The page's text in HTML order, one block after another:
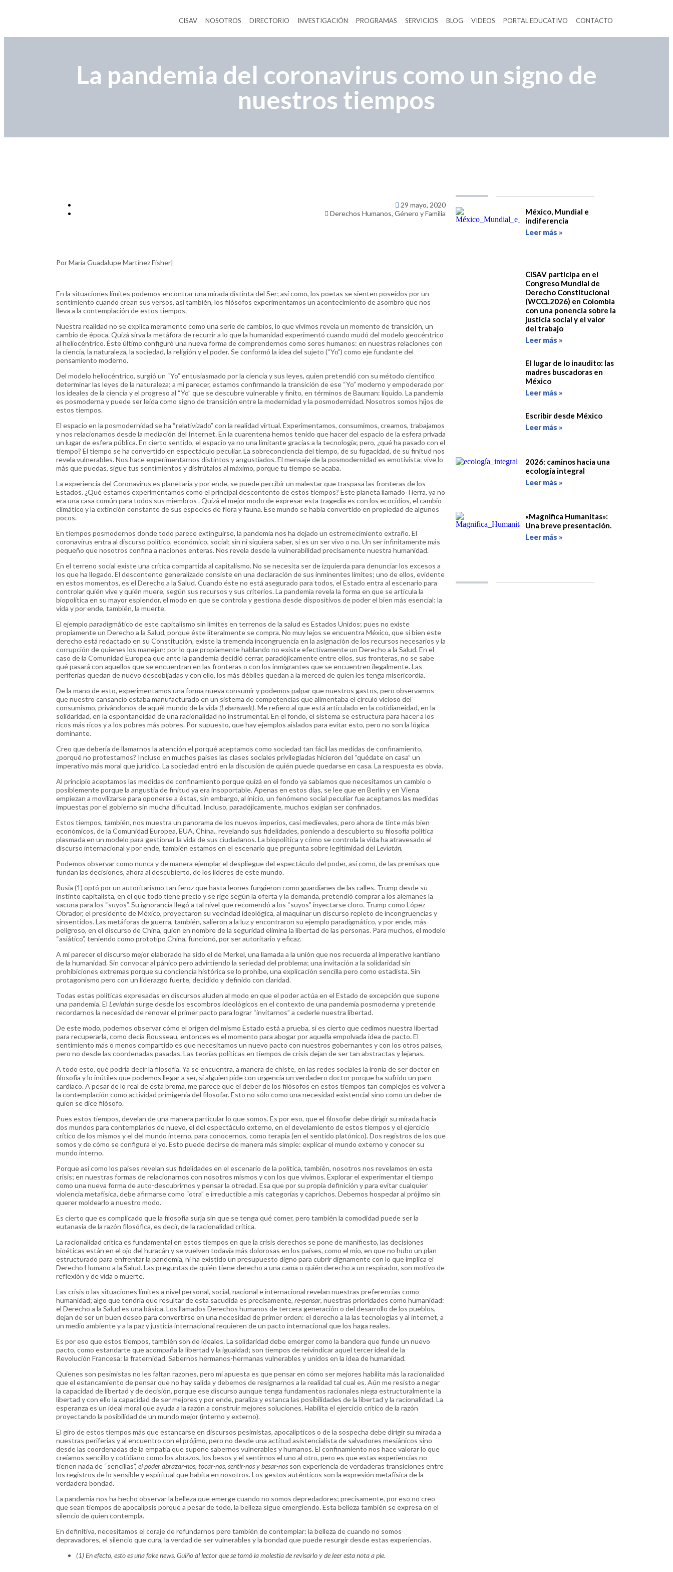
CISAV NOSOTROS DIRECTORIO INVESTIGACIÓN PROGRAMAS SERVICIOS BLOG VIDEOS PORTAL EDUCATIVO CONTACTO
La pandemia del coronavirus como un signo de
nuestros tiempos
29 mayo, 2020
Derechos Humanos, Género y Familia
Por María Guadalupe Martínez Fisher|
En la situaciones límites podemos encontrar una mirada distinta del Ser; así como, los poetas se sienten poseídos por un
sentimiento cuando crean sus versos, así también, los filósofos experimentamos un acontecimiento de asombro que nos
lleva a la contemplación de estos tiempos.
Nuestra realidad no se explica meramente como una serie de cambios, lo que vivimos revela un momento de transición, un
cambio de época. Quizá sirva la metáfora de recurrir a lo que la humanidad experimentó cuando mudó del modelo geocéntrico
al heliocéntrico. Éste último configuró una nueva forma de comprendernos como seres humanos: en nuestras relaciones con
la ciencia, la naturaleza, la sociedad, la religión y el poder. Se conformó la idea del sujeto (“Yo”) como eje fundante del
pensamiento moderno.
Del modelo heliocéntrico, surgió un “Yo” entusiasmado por la ciencia y sus leyes, quien pretendió con su método científico
determinar las leyes de la naturaleza; a mi parecer, estamos confirmando la transición de ese “Yo” moderno y empoderado por
los ideales de la ciencia y el progreso al “Yo” que se descubre vulnerable y finito, en términos de Bauman: líquido. La pandemia
es posmoderna y puede ser leída como signo de transición entre la modernidad y la posmodernidad. Nosotros somos hijos de
estos tiempos.
El espacio en la posmodernidad se ha “relativizado” con la realidad virtual. Experimentamos, consumimos, creamos, trabajamos
y nos relacionamos desde la mediación del Internet. En la cuarentena hemos tenido que hacer del espacio de la esfera privada
un lugar de esfera pública. En cierto sentido, el espacio ya no una limitante gracias a la tecnología; pero, ¿qué ha pasado con el
tiempo? El tiempo se ha convertido en espectáculo peculiar. La sobreconciencia del tiempo, de su fugacidad, de su finitud nos
revela vulnerables. Nos hace experimentarnos distintos y angustiados. El mensaje de la posmodernidad es emotivista: vive lo
más que puedas, sigue tus sentimientos y disfrútalos al máximo, porque tu tiempo se acaba.
La experiencia del Coronavirus es planetaria y por ende, se puede percibir un malestar que traspasa las fronteras de los
Estados. ¿Qué estamos experimentamos como el principal descontento de estos tiempos? Este planeta llamado Tierra, ya no
era una casa común para todos sus miembros . Quizá el mejor modo de expresar esta tragedia es con los ecocidios, el cambio
climático y la extinción constante de sus especies de flora y fauna. Ese mundo se había convertido en propiedad de algunos
pocos.
En tiempos posmodernos donde todo parece extinguirse, la pandemia nos ha dejado un estremecimiento extraño. El
coronavirus entra al discurso político, económico, social; sin ni siquiera saber, si es un ser vivo o no. Un ser infinitamente más
pequeño que nosotros confina a naciones enteras. Nos revela desde la vulnerabilidad precisamente nuestra humanidad.
En el terreno social existe una crítica compartida al capitalismo. No se necesita ser de izquierda para denunciar los excesos a
los que ha llegado. El descontento generalizado consiste en una declaración de sus inminentes límites; uno de ellos, evidente
en estos momentos, es el Derecho a la Salud. Cuando éste no está asegurado para todos, el Estado entra al escenario para
controlar quién vive y quién muere, según sus recursos y sus criterios. La pandemia revela la forma en que se articula la
biopolítica en su mayor esplendor, el modo en que se controla y gestiona desde dispositivos de poder el bien más esencial: la
vida y por ende, también, la muerte.
El ejemplo paradigmático de este capitalismo sin límites en terrenos de la salud es Estados Unidos; pues no existe
propiamente un Derecho a la Salud, porque éste literalmente se compra. No muy lejos se encuentra México, que si bien este
derecho está redactado en su Constitución, existe la tremenda incongruencia en la asignación de los recursos necesarios y la
corrupción de quienes los manejan; por lo que propiamente hablando no existe efectivamente un Derecho a la Salud. En el
caso de la Comunidad Europea que ante la pandemia decidió cerrar, paradójicamente entre ellos, sus fronteras, no se sabe
qué pasará con aquellos que se encuentran en las fronteras o con los inmigrantes que se encuentren ilegalmente. Las
periferias quedan de nuevo descobijadas y con ello, los más débiles quedan a la merced de quien les tenga misericordia.
De la mano de esto, experimentamos una forma nueva consumir y podemos palpar que nuestros gastos, pero observamos
que nuestro cansancio estaba manufacturado en un sistema de competencias que alimentaba el círculo vicioso del
consumismo, privándonos de aquél mundo de la vida (Lebenswelt). Me refiero al que está articulado en la cotidianeidad, en la
solidaridad, en la espontaneidad de una racionalidad no instrumental. En el fondo, el sistema se estructura para hacer a los
ricos más ricos y a los pobres más pobres. Por supuesto, que hay ejemplos aislados para evitar esto, pero no son la lógica
dominante.
Creo que debería de llamarnos la atención el porqué aceptamos como sociedad tan fácil las medidas de confinamiento,
¿porqué no protestamos? Incluso en muchos países las clases sociales privilegiadas hicieron del “quédate en casa” un
imperativo más moral que jurídico. La sociedad entró en la discusión de quién puede quedarse en casa. La respuesta es obvia.
Al principio aceptamos las medidas de confinamiento porque quizá en el fondo ya sabíamos que necesitamos un cambio o
posiblemente porque la angustia de finitud ya era insoportable. Apenas en estos días, se lee que en Berlín y en Viena
empiezan a movilizarse para oponerse a éstas, sin embargo, al inicio, un fenómeno social peculiar fue aceptamos las medidas
impuestas por el gobierno sin mucha dificultad. Incluso, paradójicamente, muchos exigían ser confinados.
Estos tiempos, también, nos muestra un panorama de los nuevos imperios, casi medievales, pero ahora de tinte más bien
económicos, de la Comunidad Europea, EUA, China.. revelando sus fidelidades, poniendo a descubierto su filosofía política
plasmada en un modelo para gestionar la vida de sus ciudadanos. La biopolítica y cómo se controla la vida ha atravesado el
discurso internacional y por ende, también estamos en el escenario que pregunta sobre legitimidad del Leviatán.
Podemos observar como nunca y de manera ejemplar el despliegue del espectáculo del poder, así como, de las premisas que
fundan las decisiones, ahora al descubierto, de los líderes de este mundo.
Rusia (1) optó por un autoritarismo tan feroz que hasta leones fungieron como guardianes de las calles. Trump desde su
instinto capitalista, en el que todo tiene precio y se rige según la oferta y la demanda, pretendió comprar a los alemanes la
vacuna para los “suyos”. Su ignorancia llegó a tal nivel que recomendó a los “suyos” inyectarse cloro. Trump como López
Obrador, el presidente de México, proyectaron su vecindad ideológica, al maquinar un discurso repleto de incongruencias y
sinsentidos. Las metáforas de guerra, también, salieron a la luz y encontraron su ejemplo paradigmático, y por ende, más
peligroso, en el discurso de China, quien en nombre de la seguridad elimina la libertad de las personas. Para muchos, el modelo
“asiático”, teniendo como prototipo China, funcionó, por ser autoritario y eficaz.
A mi parecer el discurso mejor elaborado ha sido el de Merkel, una llamada a la unión que nos recuerda al imperativo kantiano
de la humanidad. Sin convocar al pánico pero advirtiendo la seriedad del problema; una invitación a la solidaridad sin
prohibiciones extremas porque su conciencia histórica se lo prohíbe, una explicación sencilla pero como estadista. Sin
protagonismo pero con un liderazgo fuerte, decidido y definido con claridad.
Todas estas políticas expresadas en discursos aluden al modo en que el poder actúa en el Estado de excepción que supone
una pandemia. El Leviatán surge desde los escombros ideológicos en el contexto de una pandemia posmoderna y pretende
recordarnos la necesidad de renovar el primer pacto para lograr “invitarnos” a cederle nuestra libertad.
De este modo, podemos observar cómo el origen del mismo Estado está a prueba, si es cierto que cedimos nuestra libertad
para recuperarla, como decía Rousseau, entonces es el momento para abogar por aquella empolvada idea de pacto. El
sentimiento más o menos compartido es que necesitamos un nuevo pacto con nuestros gobernantes y con los otros países,
pero no desde las coordenadas pasadas. Las teorías políticas en tiempos de crisis dejan de ser tan abstractas y lejanas.
A todo esto, qué podría decir la filosofía. Ya se encuentra, a manera de chiste, en las redes sociales la ironía de ser doctor en
filosofía y lo inútiles que podemos llegar a ser, si alguien pide con urgencia un verdadero doctor porque ha sufrido un paro
cardiaco. A pesar de lo real de esta broma, me parece que el deber de los filósofos en estos tiempos tan complejos es volver a
la contemplación como actividad primigenia del filosofar. Esto no sólo como una necesidad existencial sino como un deber de
quien se dice filósofo.
Pues estos tiempos, develan de una manera particular lo que somos. Es por eso, que el filosofar debe dirigir su mirada hacia
dos mundos para contemplarlos de nuevo, el del espectáculo externo, en el develamiento de estos tiempos y el ejercicio
crítico de los mismos y el del mundo interno, para conocernos, como terapia (en el sentido platónico). Dos registros de los que
somos y de cómo se configura el yo. Esto puede decirse de manera más simple: explicar el mundo externo y conocer su
mundo interno.
Porque así como los países revelan sus fidelidades en el escenario de la política, también, nosotros nos revelamos en esta
crisis; en nuestras formas de relacionarnos con nosotros mismos y con los que vivimos. Explorar el experimentar el tiempo
como una nueva forma de auto-descubrirnos y pensar la otredad. Esa que por su propia definición y para evitar cualquier
violencia metafísica, debe afirmarse como “otra” e irreductible a mis categorías y caprichos. Debemos hospedar al prójimo sin
querer moldearlo a nuestro modo.
Es cierto que es complicado que la filosofía surja sin que se tenga qué comer, pero también la comodidad puede ser la
eutanasia de la razón filosófica, es decir, de la racionalidad crítica.
La racionalidad crítica es fundamental en estos tiempos en que la crisis derechos se pone de manifiesto, las decisiones
bioéticas están en el ojo del huracán y se vuelven todavía más dolorosas en los países, como el mío, en que no hubo un plan
estructurado para enfrentar la pandemia, ni ha existido un presupuesto digno para cubrir dignamente con lo que implica el
Derecho Humano a la Salud. Las preguntas de quién tiene derecho a una cama o quién derecho a un respirador, son motivo de
reflexión y de vida o muerte.
Las crisis o las situaciones límites a nivel personal, social, nacional e internacional revelan nuestras preferencias como
humanidad; algo que tendría que resultar de esta sacudida es precisamente, re-pensar, nuestras prioridades como humanidad:
el Derecho a la Salud es una básica. Los llamados Derechos humanos de tercera generación o del desarrollo de los pueblos,
dejan de ser un buen deseo para convertirse en una necesidad de primer orden: el derecho a la las tecnologías y al internet, a
un medio ambiente y a la paz y justicia internacional requieren de un pacto internacional que los haga reales.
Es por eso que estos tiempos, también son de ideales. La solidaridad debe emerger como la bandera que funde un nuevo
pacto, como estandarte que acompaña la libertad y la igualdad; son tiempos de reivindicar aquel tercer ideal de la
Revolución Francesa: la fraternidad. Sabernos hermanos-hermanas vulnerables y unidos en la idea de humanidad.
Quienes son pesimistas no les faltan razones, pero mi apuesta es que pensar en cómo ser mejores habilita más la racionalidad
que el estancamiento de pensar que no hay salida y debemos de resignarnos a la realidad tal cual es. Aún me resisto a negar
la capacidad de libertad y de decisión, porque ese discurso aunque tenga fundamentos racionales niega estructuralmente la
libertad y con ello la capacidad de ser mejores y por ende, paraliza y estanca las posibilidades de la libertad y la racionalidad. La
esperanza es un ideal moral que ayuda a la razón a construir mejores soluciones. Habilita el ejercicio crítico de la razón
proyectando la posibilidad de un mundo mejor (interno y externo).
El giro de estos tiempos más que estancarse en discursos pesimistas, apocalípticos o de la sospecha debe dirigir su mirada a
nuestras periferias y al encuentro con el prójimo, pero no desde una actitud asistencialista de salvadores mesiánicos sino
desde las coordenadas de la empatía que supone sabernos vulnerables y humanos. El confinamiento nos hace valorar lo que
creíamos sencillo y cotidiano como los abrazos, los besos y el sentirnos el uno al otro, pero es que estas experiencias no
tienen nada de “sencillas”, el poder abrazar-nos, tocar-nos, sentir-nos y besar-nos son experiencia de verdaderas transiciones entre
los registros de lo sensible y espiritual que habita en nosotros. Los gestos auténticos son la expresión metafísica de la
verdadera bondad.
La pandemia nos ha hecho observar la belleza que emerge cuando no somos depredadores; precisamente, por eso no creo
que sean tiempos de apocalipsis porque a pesar de todo, la belleza sigue emergiendo. Esta belleza también se expresa en el
silencio de quien contempla.
En definitiva, necesitamos el coraje de refundarnos pero también de contemplar: la belleza de cuando no somos
depravadores, el silencio que cura, la verdad de ser vulnerables y la bondad que puede resurgir desde estas experiencias.
(1) En efecto, esto es una fake news. Guiño al lector que se tomó la molestia de revisarlo y de leer esta nota a pie.
México, Mundial e
indiferencia
Leer más »
CISAV participa en el
Congreso Mundial de
Derecho Constitucional
(WCCL2026) en Colombia
con una ponencia sobre la
justicia social y el valor
del trabajo
Leer más »
El lugar de lo inaudito: las
madres buscadoras en
México
Leer más »
Escribir desde México
Leer más »
2026: caminos hacia una
ecología integral
Leer más »
«Magnifica Humanitas»:
Una breve presentación.
Leer más »